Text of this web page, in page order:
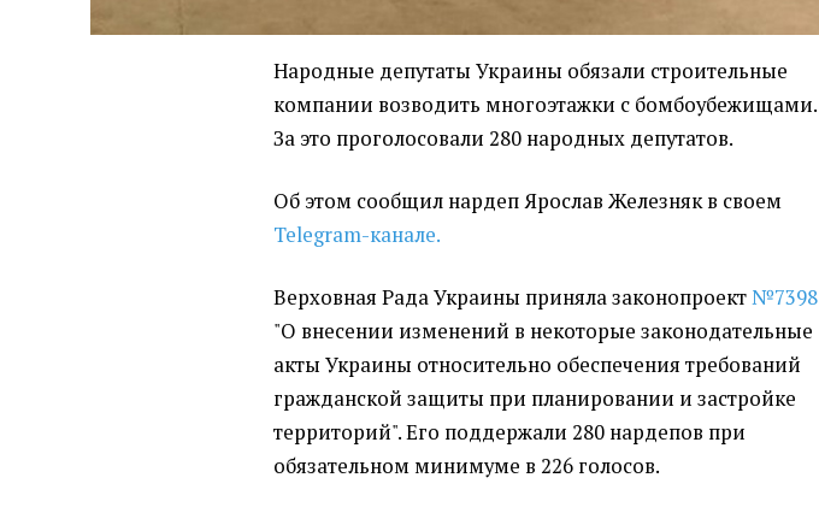
Народные депутаты Украины обязали строительные
компании возводить многоэтажки с бомбоубежищами.
За это проголосовали 280 народных депутатов.
Об этом сообщил нардеп Ярослав Железняк в своем
Telegram-канале.
Верховная Рада Украины приняла законопроект№7398
"О внесении изменений в некоторые законодательные
акты Украины относительно обеспечения требований
гражданской защиты при планировании и застройке
территорий". Его поддержали 280 нардепов при
обязательном минимуме в 226 голосов.